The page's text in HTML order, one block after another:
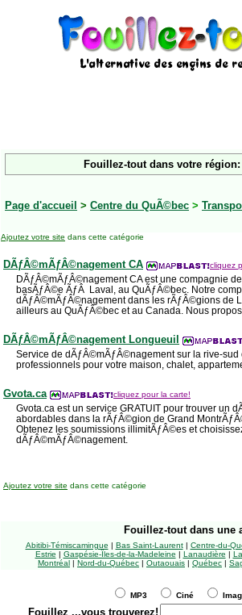
Fouillez-tout dans votre région:
Page d'accueil > Centre du QuÃ©bec >
Ajoutez votre site dans cette catégorie
DÃƒÂ©mÃƒÂ©nagement CA cliquez
DÃƒÂ©mÃƒÂ©nagement CA est une compagnie
basÃƒÂ©e ÃƒÂ Laval, au QuÃƒÂ©bec. Notre
dÃƒÂ©mÃƒÂ©nagement dans les rÃƒÂ©gions de
ailleurs au QuÃƒÂ©bec et au Canada. Nous
DÃƒÂ©mÃƒÂ©nagement Longueuil
Service de dÃƒÂ©mÃƒÂ©nagement sur la rive-
professionnels pour votre maison, chalet,
Gvota.ca cliquez pour la carte!
Gvota.ca est un service GRATUIT pour trouver un
abordables dans la rÃƒÂ©gion de Grand
Obtenez les soumissions illimitÃƒÂ©es et
dÃƒÂ©mÃƒÂ©nagement.
Ajoutez votre site dans cette catégorie
Fouillez-tout dans une
Abitibi-Témiscamingue | Bas Saint-Laurent| Centre-du-
Estrie | Gaspésie-Îles-de-la-Madeleine | Lanaudière |
Montréal | Nord-du-Québec | Outaouais | Québec |
MP3 Ciné
Fouillez ...vous trouverez!